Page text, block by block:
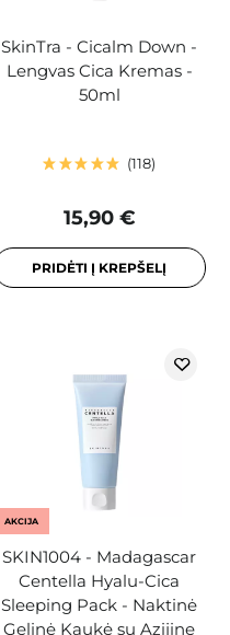
SkinTra - Cicalm Down -
Lengvas Cica Kremas -
50ml
118
15,90 €
PRIDĖTI Į KREPŠELĮ
AKCIJA
SKIN1004 - Madagascar
Centella Hyalu-Cica
Sleeping Pack - Naktinė
Gelinė Kaukė su Azijine